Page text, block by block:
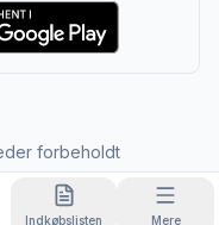
forbeholdt
Indkøbslisten Mere